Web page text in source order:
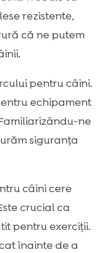
rezistente,
că ne putem
pentru câini.
echipament
ne
siguranța
câini cere
crucial ca
pentru exerciții.
înainte de a